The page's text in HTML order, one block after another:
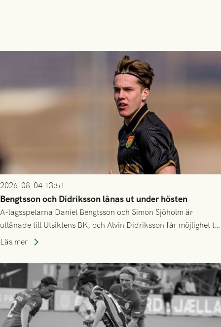
2026-08-04 13:51
Bengtsson och Didriksson lånas ut under hösten
A-lagsspelarna Daniel Bengtsson och Simon Sjöholm är
utlånade till Utsiktens BK, och Alvin Didriksson får möjlighet till
speltid i Hestrafors genom föreningssamarbete.
Läs mer